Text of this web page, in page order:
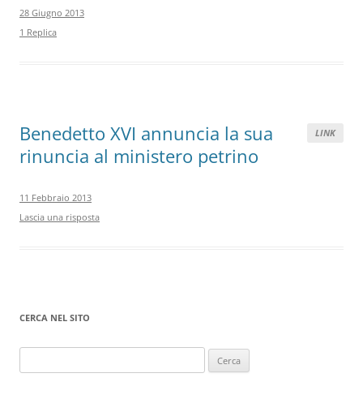
28 Giugno 2013
1 Replica
LINK
Benedetto XVI annuncia la sua
rinuncia al ministero petrino
11 Febbraio 2013
Lascia una risposta
CERCA NEL SITO
per: